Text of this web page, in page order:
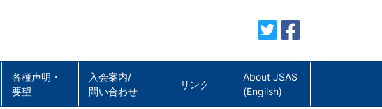
各種声明・
要望
入会案内/
問い合わせ
リンク
About JSAS
(Engilsh)